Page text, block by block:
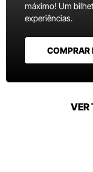
máximo! Um
experiências.
COMPRAR
VER